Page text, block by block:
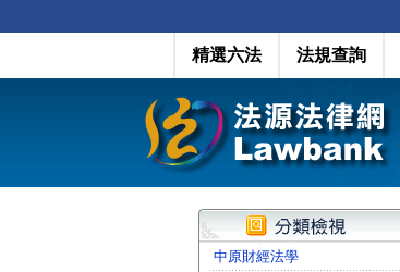
精選六法 法規查詢
中原財經法學